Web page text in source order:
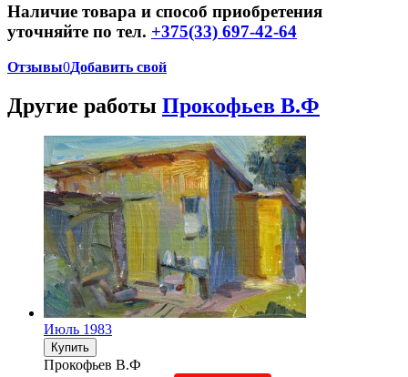
Наличие товара и способ приобретения
уточняйте по тел. +375(33) 697-42-64
Отзывы0Добавить свой
Другие работы Прокофьев В.Ф
Июль 1983
Купить
Прокофьев В.Ф